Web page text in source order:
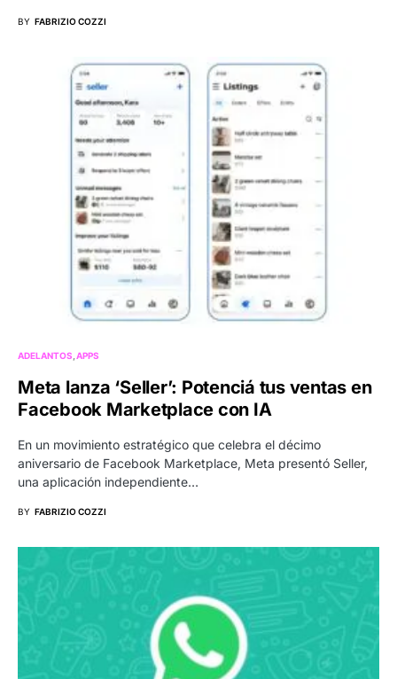
BY FABRIZIO COZZI
ADELANTOS APPS
Meta lanza ‘Seller’: Potenciá tus ventas en
Facebook Marketplace con IA
En un movimiento estratégico que celebra el décimo
aniversario de Facebook Marketplace, Meta presentó Seller,
una aplicación independiente…
BY FABRIZIO COZZI